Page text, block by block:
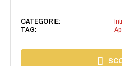
CATEGORIE:
TAG: